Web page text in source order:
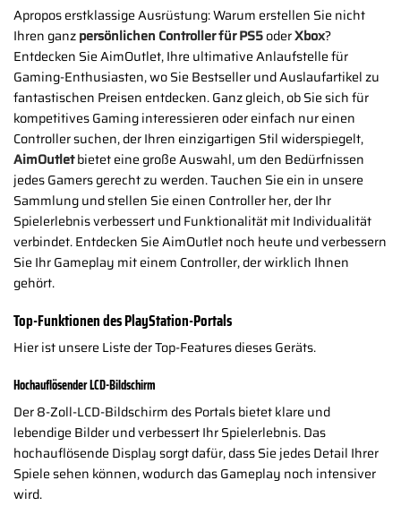
Apropos erstklassige Ausrüstung: Warum erstellen Sie nicht
Ihren ganzpersönlichen Controller für PS5oderXbox?
Entdecken Sie AimOutlet, Ihre ultimative Anlaufstelle für
Gaming-Enthusiasten, wo Sie Bestseller und Auslaufartikel zu
fantastischen Preisen entdecken. Ganz gleich, ob Sie sich für
kompetitives Gaming interessieren oder einfach nur einen
Controller suchen, der Ihren einzigartigen Stil widerspiegelt,
AimOutletbietet eine große Auswahl, um den Bedürfnissen
jedes Gamers gerecht zu werden. Tauchen Sie ein in unsere
Sammlung und stellen Sie einen Controller her, der Ihr
Spielerlebnis verbessert und Funktionalität mit Individualität
verbindet. Entdecken Sie AimOutlet noch heute und verbessern
Sie Ihr Gameplay mit einem Controller, der wirklich Ihnen
gehört.
Top-Funktionen des PlayStation-Portals
Hier ist unsere Liste der Top-Features dieses Geräts.
Hochauflösender LCD-Bildschirm
Der 8-Zoll-LCD-Bildschirm des Portals bietet klare und
lebendige Bilder und verbessert Ihr Spielerlebnis. Das
hochauflösende Display sorgt dafür, dass Sie jedes Detail Ihrer
Spiele sehen können, wodurch das Gameplay noch intensiver
wird.